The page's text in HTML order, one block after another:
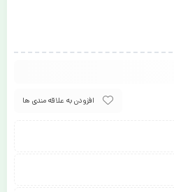
افزودن به علاقه مندی ها